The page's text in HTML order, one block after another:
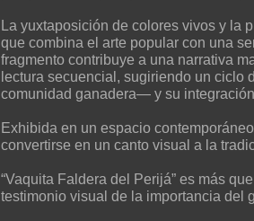
La yuxtaposición de colores vivos y la
que combina el arte popular con una
fragmento contribuye a una narrativa
lectura secuencial, sugiriendo un
comunidad ganadera— y su
Exhibida en un espacio
convertirse en un canto visual a la
“Vaquita Faldera del Perijá” es más
testimonio visual de la importancia del